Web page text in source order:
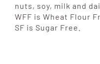
nuts, soy, milk and
WFF is Wheat Flour
SF is Sugar Free.